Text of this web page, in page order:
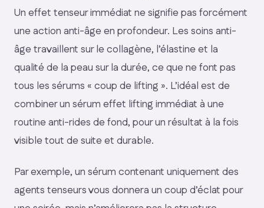
Un effet tenseur immédiat ne signifie pas forcément
une action anti-âge en profondeur. Les soins anti-
âge travaillent sur le collagène, l’élastine et la
qualité de la peau sur la durée, ce que ne font pas
tous les sérums « coup de lifting ». L’idéal est de
combiner un sérum effet lifting immédiat à une
routine anti-rides de fond, pour un résultat à la fois
visible tout de suite et durable.
Par exemple, un sérum contenant uniquement des
agents tenseurs vous donnera un coup d’éclat pour